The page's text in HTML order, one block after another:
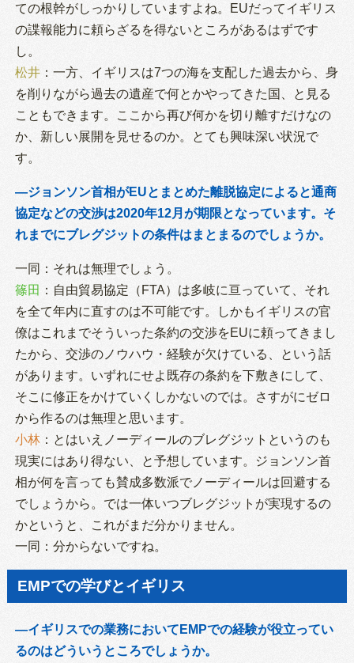
ての根幹がしっかりしていますよね。EUだってイギリス
の諜報能力に頼らざるを得ないところがあるはずです
し。
松井：一方、イギリスは7つの海を支配した過去から、身
を削りながら過去の遺産で何とかやってきた国、と見る
こともできます。ここから再び何かを切り離すだけなの
か、新しい展開を見せるのか。とても興味深い状況で
す。
―ジョンソン首相がEUとまとめた離脱協定によると通商
協定などの交渉は2020年12月が期限となっています。そ
れまでにブレグジットの条件はまとまるのでしょうか。
一同：それは無理でしょう。
篠田 ：自由貿易協定（FTA）は多岐に亘っていて、それ
を全て年内に直すのは不可能です。しかもイギリスの官
僚はこれまでそういった条約の交渉をEUに頼ってきまし
たから、交渉のノウハウ・経験が欠けている、という話
があります。いずれにせよ既存の条約を下敷きにして、
そこに修正をかけていくしかないのでは。さすがにゼロ
から作るのは無理と思います。
小林：とはいえノーディールのブレグジットというのも
現実にはあり得ない、と予想しています。ジョンソン首
相が何を言っても賛成多数派でノーディールは回避する
でしょうから。では一体いつブレグジットが実現するの
かというと、これがまだ分かりません。
一同：分からないですね。
EMPでの学びとイギリス
―イギリスでの業務においてEMPでの経験が役立ってい
るのはどういうところでしょうか。